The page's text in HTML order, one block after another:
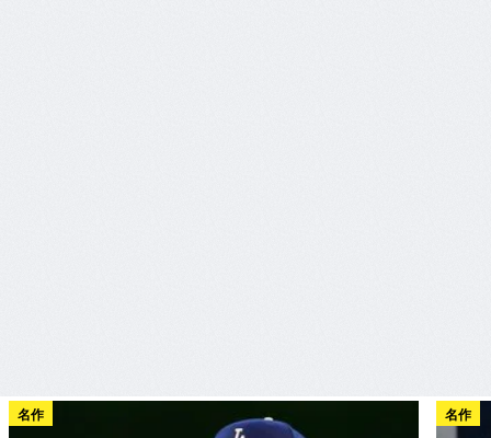
名作 名作